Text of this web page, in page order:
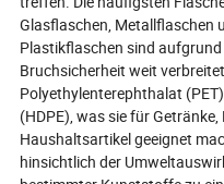
Partnerschaften mit
Zukunft der Hautpflege
gestalten. Wird Ihre
Generation der
nutzen, um
zu begeistern und sich
globalen
abzuheben?
Glasflaschen, Metallflaschen
Plastikflaschen sind
Bruchsicherheit weit
Polyethylenterephthalat
(HDPE), was sie für
Haushaltsartikel geeignet
hinsichtlich der